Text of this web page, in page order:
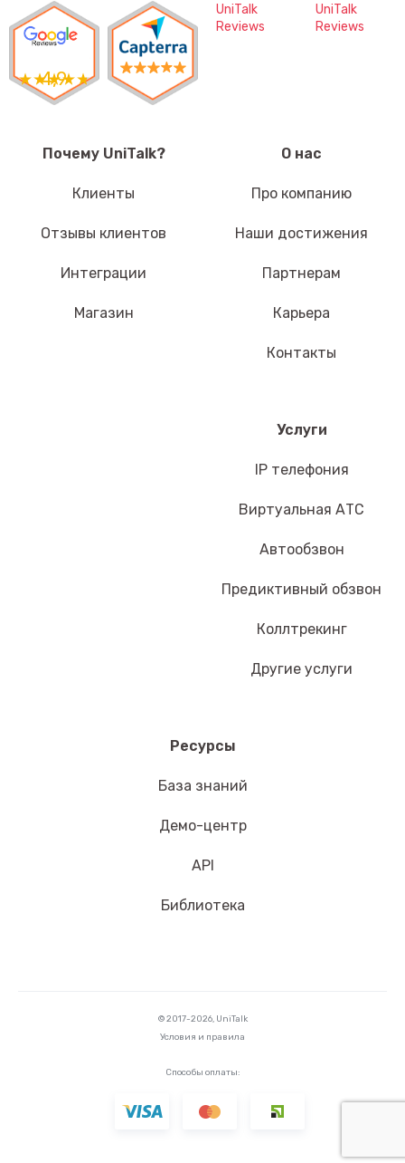
4,9
UniTalk
Reviews
UniTalk
Reviews
Почему UniTalk?
Клиенты
Отзывы клиентов
Интеграции
Магазин
О нас
Про компанию
Наши достижения
Партнерам
Карьера
Контакты
Услуги
IP телефония
Виртуальная АТС
Автообзвон
Предиктивный обзвон
Коллтрекинг
Другие услуги
Ресурсы
База знаний
Демо-центр
API
Библиотека
© 2017-2026, UniTalk
Условия и правила
Способы оплаты: